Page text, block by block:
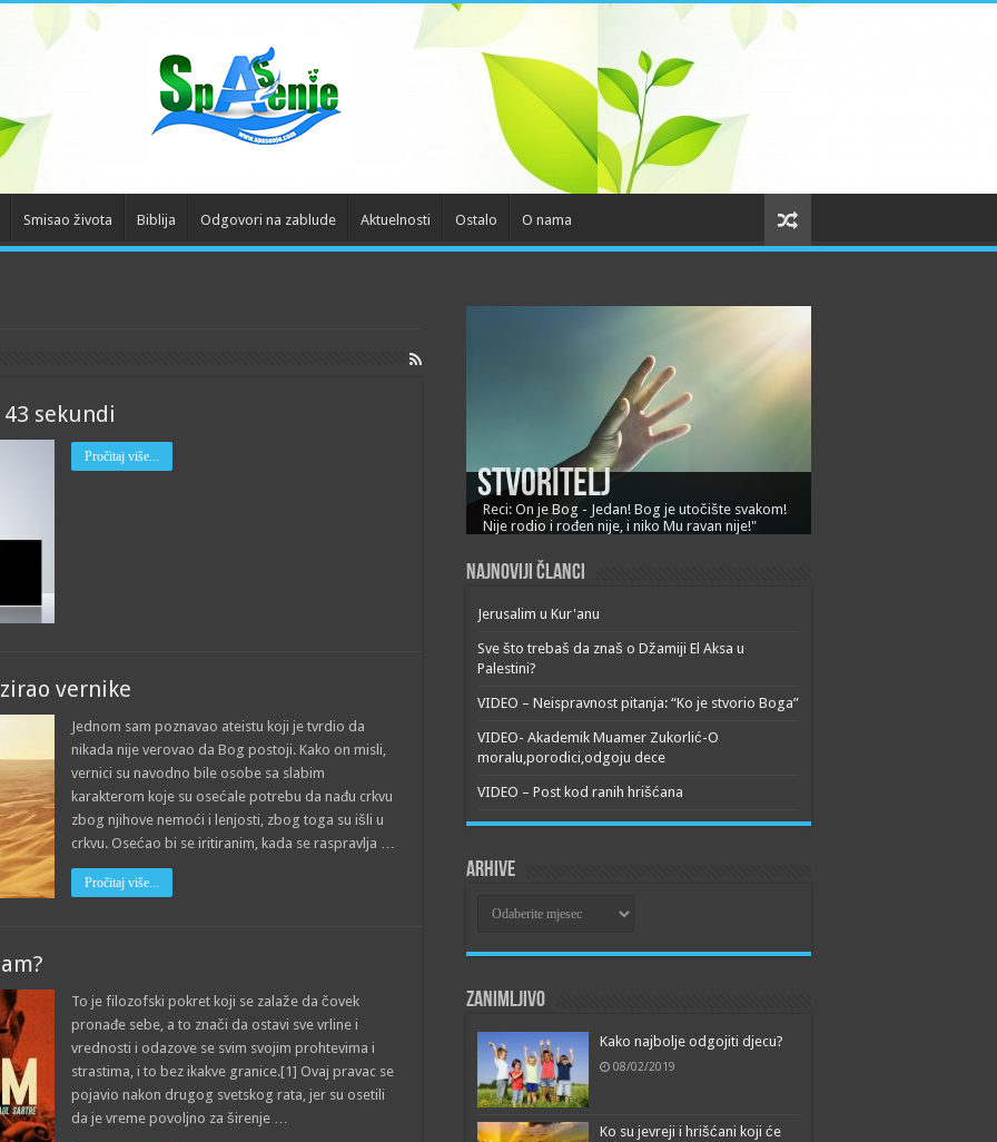
Smisao života Biblija Odgovori na zablude Aktuelnosti Ostalo O nama
sekundi
Pročitaj više...
vernike
Jednom sam poznavao ateistu koji je tvrdio da
nikada nije verovao da Bog postoji. Kako on misli,
vernici su navodno bile osobe sa slabim
karakterom koje su osećale potrebu da nađu crkvu
zbog njihove nemoći i lenjosti, zbog toga su išli u
crkvu. Osećao bi se iritiranim, kada se raspravlja …
Pročitaj više...
To je filozofski pokret koji se zalaže da čovek
pronađe sebe, a to znači da ostavi sve vrline i
vrednosti i odazove se svim svojim prohtevima i
strastima, i to bez ikakve granice.[1] Ovaj pravac se
pojavio nakon drugog svetskog rata, jer su osetili
da je vreme povoljno za širenje …
Stvoritelj
Reci: On je Bog - Jedan! Bog je utočište svakom!
Nije rodio i rođen nije, i niko Mu ravan nije!"
Najnoviji članci
Jerusalim u Kur'anu
Sve što trebaš da znaš o Džamiji El Aksa u
Palestini?
VIDEO – Neispravnost pitanja: “Ko je stvorio Boga”
VIDEO- Akademik Muamer Zukorlić-O
moralu,porodici,odgoju dece
VIDEO – Post kod ranih hrišćana
Arhive
Zanimljivo
Kako najbolje odgojiti djecu?
08/02/2019
Ko su jevreji i hrišćani koji će